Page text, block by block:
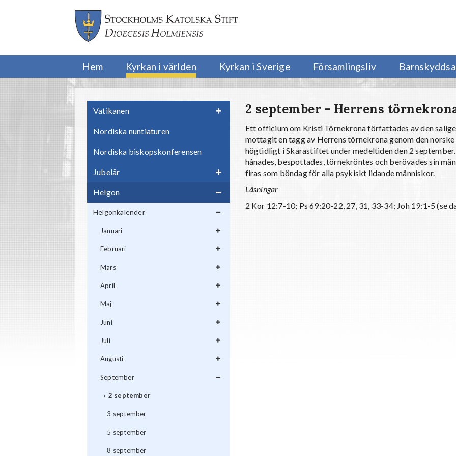
Hem Kyrkan i världen Kyrkan i Sverige Församlingsliv
Vatikanen
Nordiska nuntiaturen
Nordiska biskopskonferensen
Jubelår
Helgon
Helgonkalender
Januari
Februari
Mars
April
Maj
Juni
Juli
Augusti
September
2 september
3 september
5 september
8 september
2 september - Herrens
Ett officium om Kristi Törnekrona författades av den
mottagit en tagg av Herrens törnekrona genom den
högtidligt i Skarastiftet under medeltiden den 2
hånades, bespottades, törnekröntes och berövades sin
firas som böndag för alla psykiskt lidande människor.
Läsningar
2 Kor 12:7-10; Ps 69:20-22, 27, 31, 33-34; Joh 19:1-5 (se